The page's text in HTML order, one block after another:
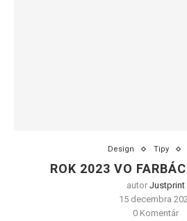
Design Tipy
ROK 2023 VO
autor Justprint
15 decembra
0 Komentár